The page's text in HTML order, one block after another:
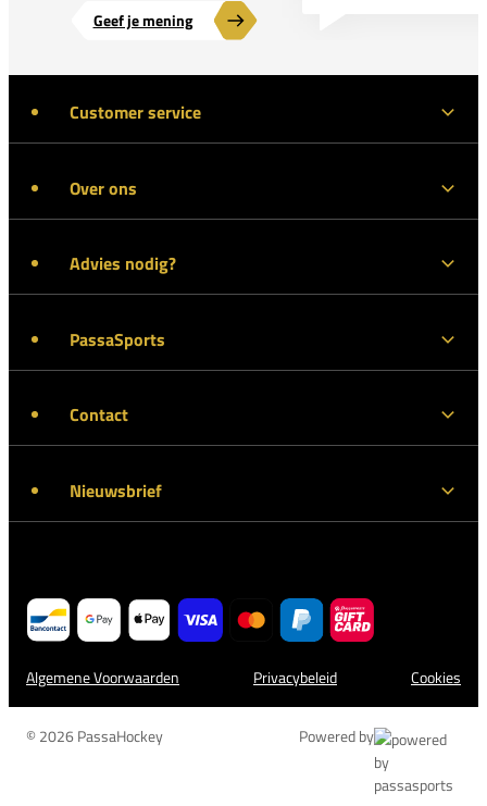
Geef je mening
Customer service
Over ons
Advies nodig?
PassaSports
Contact
Nieuwsbrief
Algemene Voorwaarden Privacybeleid Cookies
© 2026 PassaHockey Powered by